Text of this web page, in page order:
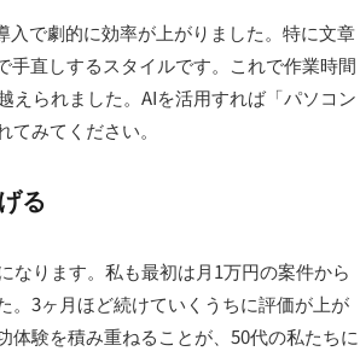
で劇的に効率が上がりました。特に文章
直しするスタイルです。これで作業時間
えられました。AIを活用すれば「パソコン
みてください。
る
なります。私も最初は月1万円の案件から
。3ヶ月ほど続けていくうちに評価が上が
体験を積み重ねることが、50代の私たちに